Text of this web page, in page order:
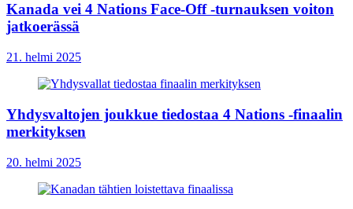
Kanada vei 4 Nations Face-Off -turnauksen voiton
jatkoerässä
21. helmi 2025
Yhdysvaltojen joukkue tiedostaa 4 Nations -finaalin
merkityksen
20. helmi 2025